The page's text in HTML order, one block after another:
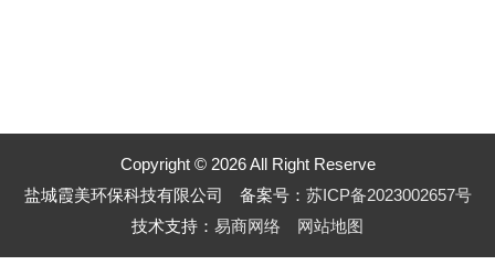
Copyright © 2026 All Right Reserve
盐城霞美环保科技有限公司 备案号： 苏ICP备2023002657号
技术支持： 易商网络 网站地图